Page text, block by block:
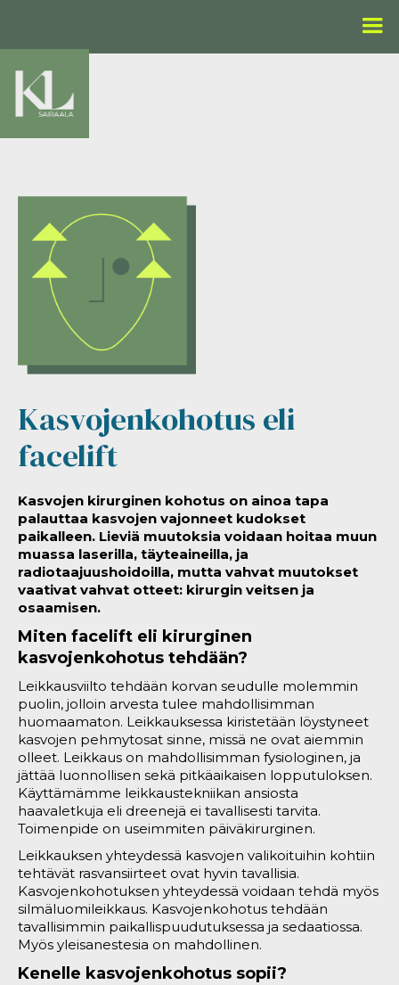
Kasvojenkohotus eli
facelift
Kasvojen kirurginen kohotus on ainoa tapa
palauttaa kasvojen vajonneet kudokset
paikalleen. Lieviä muutoksia voidaan hoitaa muun
muassa laserilla, täyteaineilla, ja
radiotaajuushoidoilla, mutta vahvat muutokset
vaativat vahvat otteet: kirurgin veitsen ja
osaamisen.
Miten facelift eli kirurginen
kasvojenkohotus tehdään?
Leikkausviilto tehdään korvan seudulle molemmin
puolin, jolloin arvesta tulee mahdollisimman
huomaamaton. Leikkauksessa kiristetään löystyneet
kasvojen pehmytosat sinne, missä ne ovat aiemmin
olleet. Leikkaus on mahdollisimman fysiologinen, ja
jättää luonnollisen sekä pitkäaikaisen lopputuloksen.
Käyttämämme leikkaustekniikan ansiosta
haavaletkuja eli dreenejä ei tavallisesti tarvita.
Toimenpide on useimmiten päiväkirurginen.
Leikkauksen yhteydessä kasvojen valikoituihin kohtiin
tehtävät rasvansiirteet ovat hyvin tavallisia.
Kasvojenkohotuksen yhteydessä voidaan tehdä myös
silmäluomileikkaus. Kasvojenkohotus tehdään
tavallisimmin paikallispuudutuksessa ja sedaatiossa.
Myös yleisanestesia on mahdollinen.
Kenelle kasvojenkohotus sopii?